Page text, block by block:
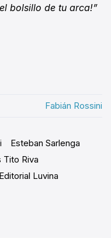
bolsillo de tu arca!”
Fabián Rossini
Esteban Sarlenga
Tito Riva
Editorial Luvina